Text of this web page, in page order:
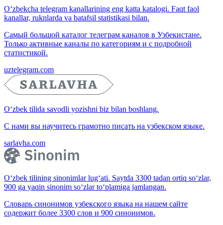
O‘zbekcha telegram kanallarining eng katta katalogi. Faqt faol
kanallar, ruknlarda va batafsil statistikasi bilan.
Самый большой каталог телеграм каналов в Узбекистане.
Только активные каналы по категориям и с подробной
статистикой.
uztelegram.com
O‘zbek tilida savodli yozishni biz bilan boshlang.
С нами вы научитесь грамотно писать на узбекском языке.
sarlavha.com
O‘zbek tilining sinonimlar lug‘ati. Saytda 3300 tadan ortiq so‘zlar,
900 ga yaqin sinonim so‘zlar to‘plamiga jamlangan.
Словарь синонимов узбекского языка на нашем сайте
содержит более 3300 слов и 900 синонимов.